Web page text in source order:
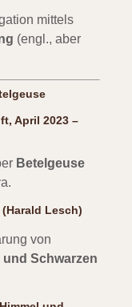
mittels
(engl., aber
April 2023 –
Betelgeuse
Lesch)
von
Schwarzen